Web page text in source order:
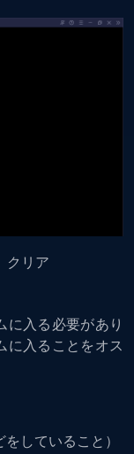
クリア
に入る必要があり
に入ることをオス
していること）